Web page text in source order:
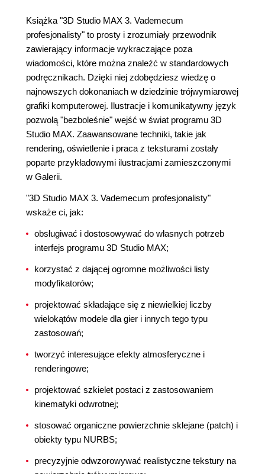
Książka "3D Studio MAX 3. Vademecum
profesjonalisty" to prosty i zrozumiały przewodnik
zawierający informacje wykraczające poza
wiadomości, które można znaleźć w standardowych
podręcznikach. Dzięki niej zdobędziesz wiedzę o
najnowszych dokonaniach w dziedzinie trójwymiarowej
grafiki komputerowej. Ilustracje i komunikatywny język
pozwolą "bezboleśnie" wejść w świat programu 3D
Studio MAX. Zaawansowane techniki, takie jak
rendering, oświetlenie i praca z teksturami zostały
poparte przykładowymi ilustracjami zamieszczonymi
w Galerii.
"3D Studio MAX 3. Vademecum profesjonalisty"
wskaże ci, jak:
obsługiwać i dostosowywać do własnych potrzeb
interfejs programu 3D Studio MAX;
korzystać z dającej ogromne możliwości listy
modyfikatorów;
projektować składające się z niewielkiej liczby
wielokątów modele dla gier i innych tego typu
zastosowań;
tworzyć interesujące efekty atmosferyczne i
renderingowe;
projektować szkielet postaci z zastosowaniem
kinematyki odwrotnej;
stosować organiczne powierzchnie sklejane (patch) i
obiekty typu NURBS;
precyzyjnie odwzorowywać realistyczne tekstury na